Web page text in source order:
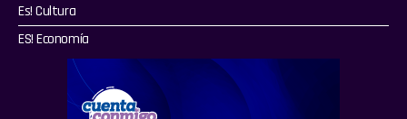
Es! Cultura
ES! Economía